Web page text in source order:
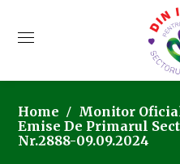
Home Monitor
Emise De Primarul
Nr.2888-09.09.2024